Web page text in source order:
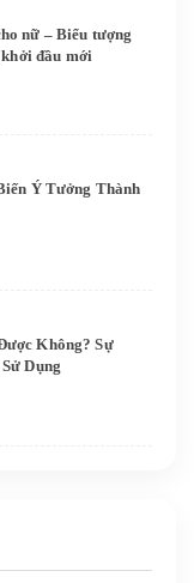
nữ – Biểu tượng
đầu mới
Ý Tưởng Thành
Không? Sự
Dụng